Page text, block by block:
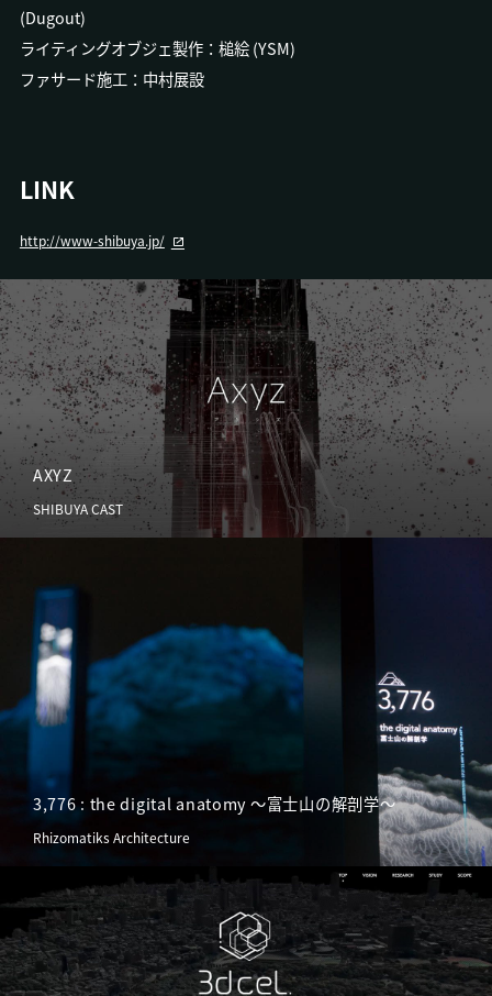
(Dugout)
ライティングオブジェ製作：槌絵 (YSM)
ファサード施工：中村展設
LINK
http://www-shibuya.jp/
AXYZ
SHIBUYA CAST
3,776 : the digital anatomy ～富士山の解剖学～
Rhizomatiks Architecture